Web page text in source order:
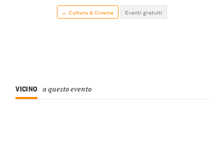
← Cultura & Cinema Eventi gratuiti
VICINO a questo evento